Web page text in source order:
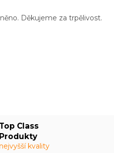
Top Class
Produkty
kvality
Děkujeme za trpělivost.